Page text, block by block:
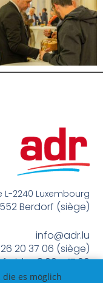
L-2240 Luxembourg
Berdorf (siège)
info@adr.lu
20 37 06 (siège)
8:00 – 17:00
die es möglich